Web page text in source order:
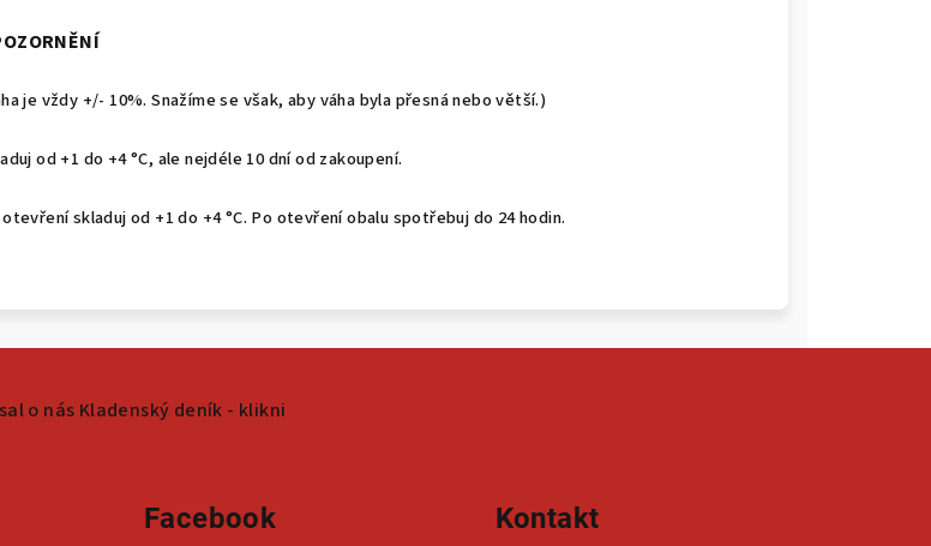
je vždy +/- 10%. Snažíme se však, aby váha byla přesná nebo větší.)
od +1 do +4 °C, ale nejdéle 10 dní od zakoupení.
skladuj od +1 do +4 °C. Po otevření obalu spotřebuj do 24 hodin.
o nás Kladenský deník - klikni
Facebook Kontakt